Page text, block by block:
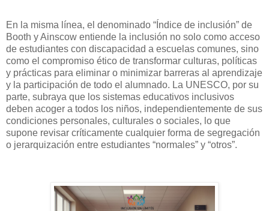
En la misma línea, el denominado “Índice de inclusión” de
Booth y Ainscow entiende la inclusión no solo como acceso
de estudiantes con discapacidad a escuelas comunes, sino
como el compromiso ético de transformar culturas, políticas
y prácticas para eliminar o minimizar barreras al aprendizaje
y la participación de todo el alumnado. La UNESCO, por su
parte, subraya que los sistemas educativos inclusivos
deben acoger a todos los niños, independientemente de sus
condiciones personales, culturales o sociales, lo que
supone revisar críticamente cualquier forma de segregación
o jerarquización entre estudiantes “normales” y “otros”.